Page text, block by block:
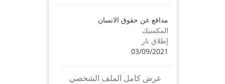
مدافع عن حقوق الانسان
المكسيك
إطلاق نار
03/09/2021
عرض كامل الملف الشخصي